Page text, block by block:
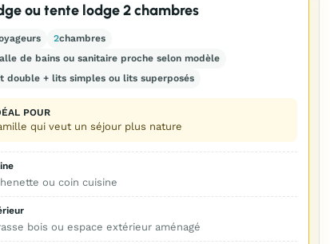
ou tente lodge 2 chambres
2chambres
de bains ou sanitaire proche selon modèle
double + lits simples ou lits superposés
POUR
qui veut un séjour plus nature
ou coin cuisine
bois ou espace extérieur aménagé